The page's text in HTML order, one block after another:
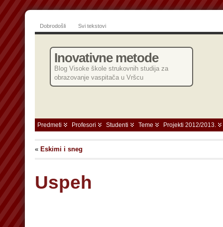
Dobrodošli Svi tekstovi
Inovativne metode
Blog Visoke škole strukovnih studija za
obrazovanje vaspitača u Vršcu
Predmeti Profesori Studenti Teme Projekti 2012/2013.
« Eskimi i sneg
Uspeh